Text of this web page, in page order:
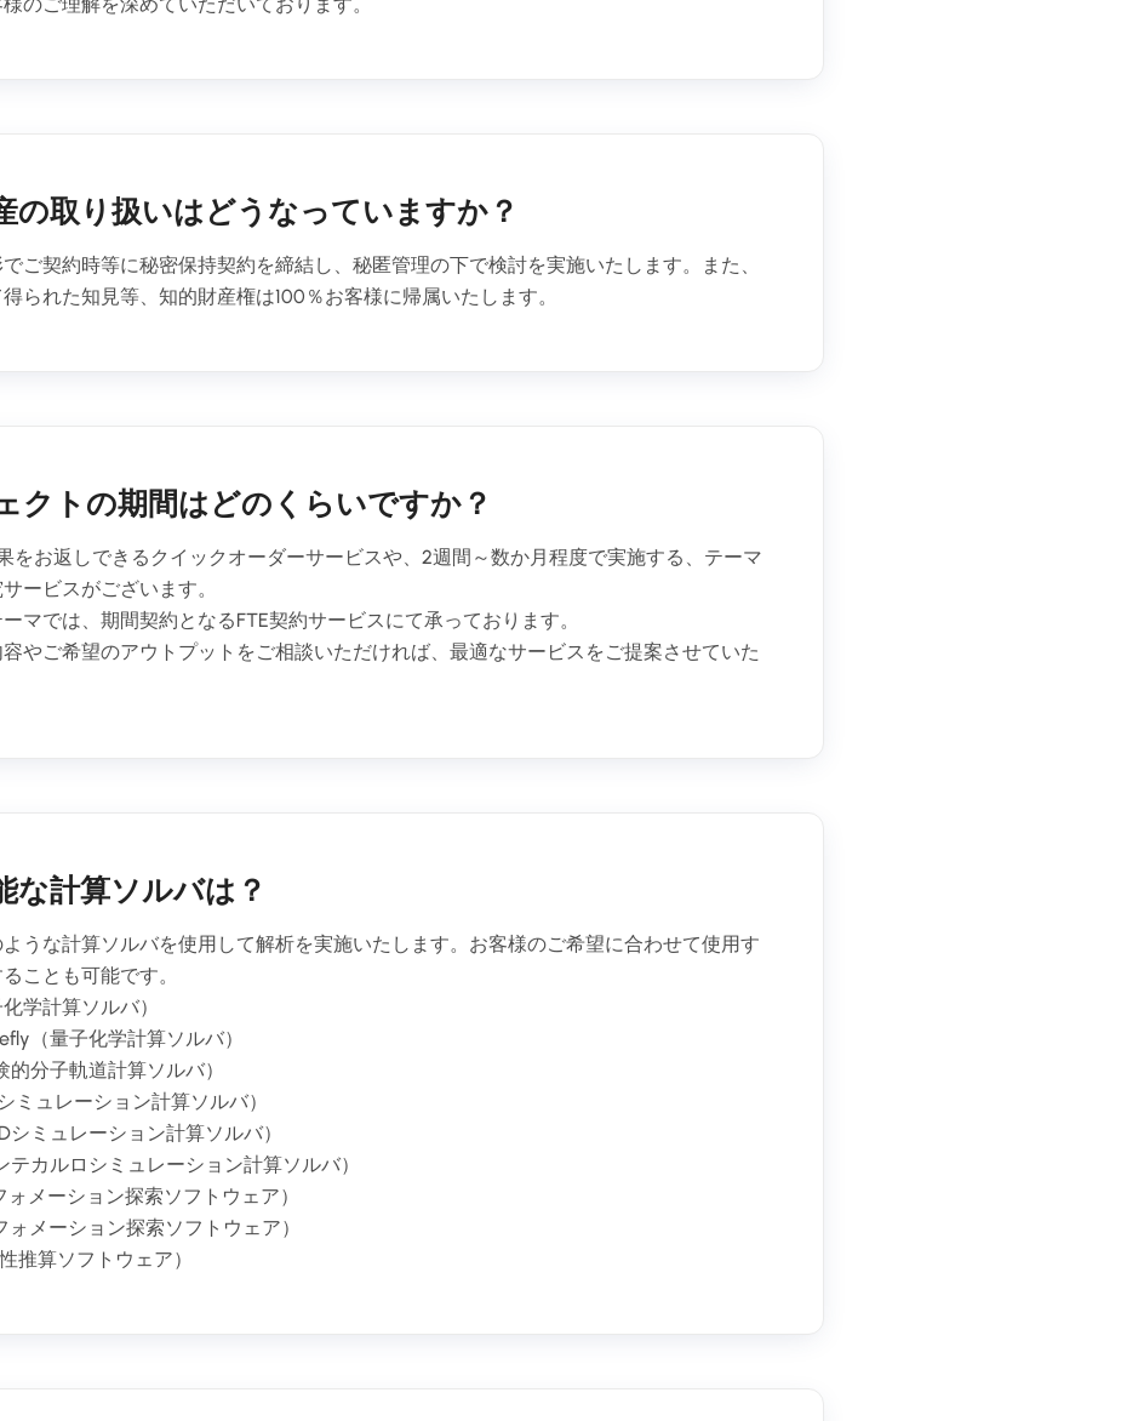
の取り扱いはどうなっていますか？
ご契約時等に秘密保持契約を締結し、秘匿管理の下で検討を実施いたします。また、
られた知見等、知的財産権は100％お客様に帰属いたします。
クトの期間はどのくらいですか？
をお返しできるクイックオーダーサービスや、2週間～数か月程度で実施する、テーマ
ービスがございます。
マでは、期間契約となるFTE契約サービスにて承っております。
やご希望のアウトプットをご相談いただければ、最適なサービスをご提案させていた
な計算ソルバは？
うな計算ソルバを使用して解析を実施いたします。お客様のご希望に合わせて使用す
ことも可能です。
学計算ソルバ）
（量子化学計算ソルバ）
的分子軌道計算ソルバ）
ミュレーション計算ソルバ）
シミュレーション計算ソルバ）
テカルロシミュレーション計算ソルバ）
ォメーション探索ソフトウェア）
ォメーション探索ソフトウェア）
推算ソフトウェア）